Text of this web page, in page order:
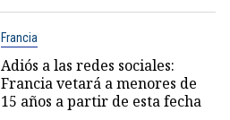
Francia
Adiós a las redes sociales:
Francia vetará a menores de
15 años a partir de esta fecha